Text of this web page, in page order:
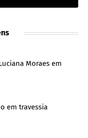
Moraes em
em travessia